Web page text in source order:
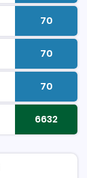
Liczba
70
Liczba
70
Liczba
70
Liczba
6632